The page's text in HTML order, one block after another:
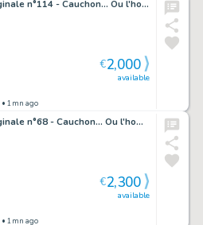
Planche originale n°114 - Cauchon... Ou l'homme qui tua Jeanne d'Arc
• 1mn ago
available
€2,000
Planche originale n°68 - Cauchon... Ou l'homme qui tua Jeanne d'Arc
• 1mn ago
available
€2,300